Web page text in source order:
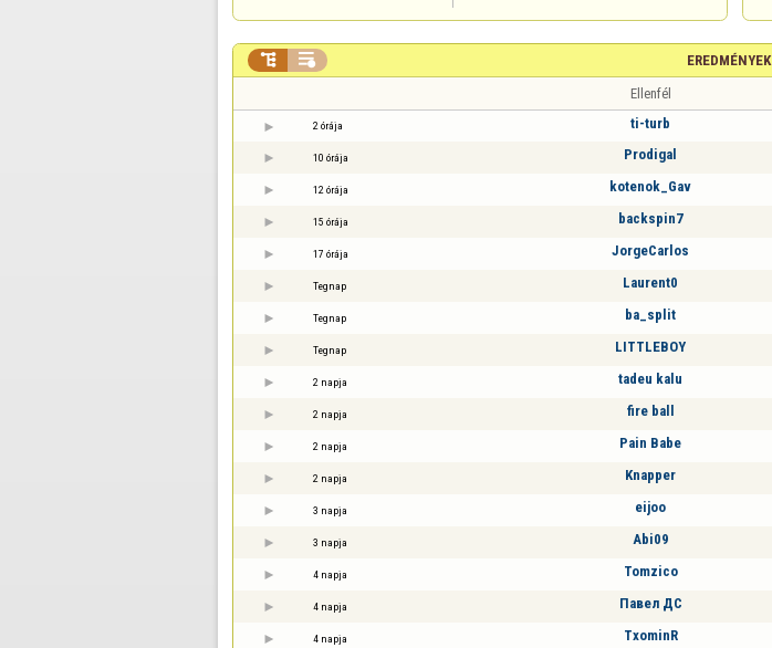
EREDMÉNYEK
 
Ellenfél
2 órája ti-turb
10 órája Prodigal
12 órája kotenok_Gav
15 órája backspin7
17 órája JorgeCarlos
Tegnap Laurent0
Tegnap ba_split
Tegnap LITTLEBOY
2 napja tadeu kalu
2 napja fire ball
2 napja Pain Babe
2 napja Knapper
3 napja eijoo
3 napja Abi09
4 napja Tomzico
4 napja Павел ДС
4 napja TxominR